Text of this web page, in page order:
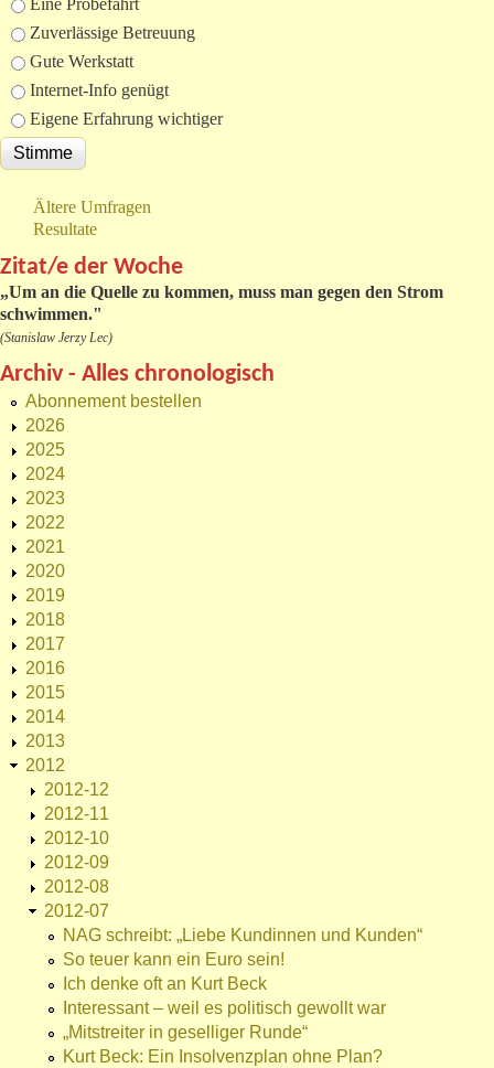
Eine Probefahrt
Zuverlässige Betreuung
Gute Werkstatt
Internet-Info genügt
Eigene Erfahrung wichtiger
Ältere Umfragen
Resultate
Zitat/e der Woche
„Um an die Quelle zu kommen, muss man gegen den Strom
schwimmen."
(Stanislaw Jerzy Lec)
Archiv - Alles chronologisch
Abonnement bestellen
2026
2025
2024
2023
2022
2021
2020
2019
2018
2017
2016
2015
2014
2013
2012
2012-12
2012-11
2012-10
2012-09
2012-08
2012-07
NAG schreibt: „Liebe Kundinnen und Kunden“
So teuer kann ein Euro sein!
Ich denke oft an Kurt Beck
Interessant – weil es politisch gewollt war
„Mitstreiter in geselliger Runde“
Kurt Beck: Ein Insolvenzplan ohne Plan?